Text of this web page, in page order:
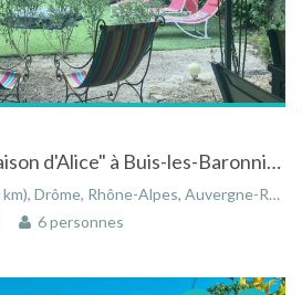
Location Gîte "La Maison d'Alice" à Buis-les-Baronnies en Drôme Provençale
Rhône-Alpes, Auvergne-Rhône-Alpes, France
6 personnes